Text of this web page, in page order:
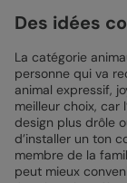
Des idées
La catégorie
personne qui va
animal expressif,
meilleur choix, car
design plus drôle
d’installer un ton
membre de la
peut mieux